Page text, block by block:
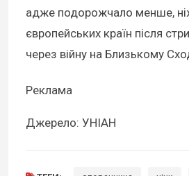
адже подорожчало менше,
європейських країн після
через війну на Близькому
Реклама
Джерело: УНІАН